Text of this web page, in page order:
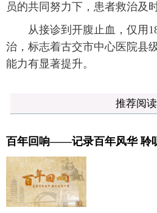
员的共同努力下，患者救治及
从接诊到开腹止血，仅用
治，标志着古交市中心医院县
能力有显著提升。
推荐阅读
百年回响——记录百年风华 聆